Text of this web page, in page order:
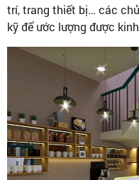
trí, trang thiết bị… các
kỹ để ước lượng được